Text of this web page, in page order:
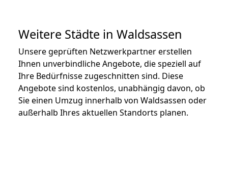
Weitere Städte in Waldsassen
Unsere geprüften Netzwerkpartner erstellen
Ihnen unverbindliche Angebote, die speziell auf
Ihre Bedürfnisse zugeschnitten sind. Diese
Angebote sind kostenlos, unabhängig davon, ob
Sie einen Umzug innerhalb von Waldsassen oder
außerhalb Ihres aktuellen Standorts planen.